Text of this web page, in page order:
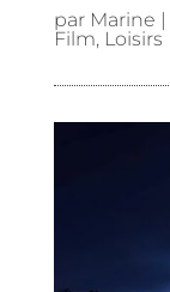
par Marine |
Film, Loisirs